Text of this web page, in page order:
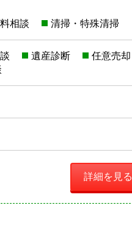
相談
清掃・特殊清掃
遺産診断
任意売却
詳細を見る